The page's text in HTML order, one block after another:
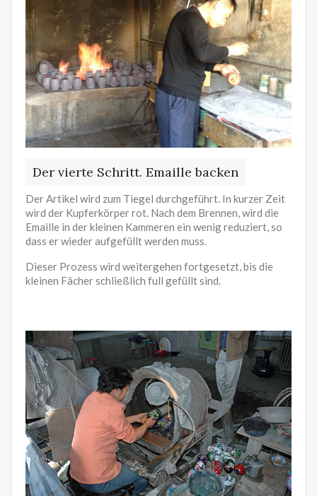
Der vierte Schritt. Emaille backen
Der Artikel wird zum Tiegel durchgeführt. In kurzer Zeit
wird der Kupferkörper rot. Nach dem Brennen, wird die
Emaille in der kleinen Kammeren ein wenig reduziert, so
dass er wieder aufgefüllt werden muss.
Dieser Prozess wird weitergehen fortgesetzt, bis die
kleinen Fächer schließlich full gefüllt sind.